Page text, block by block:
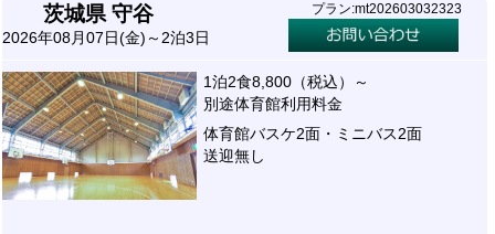
茨城県 守谷
2026年08月07日(金)～2泊3日
プラン:mt202603032323
1泊2食8,800（税込）～
別途体育館利用料金
体育館バスケ2面・ミニバス2面
送迎無し